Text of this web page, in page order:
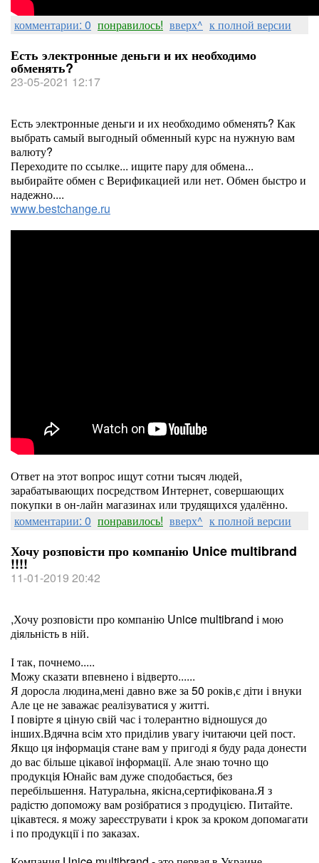
комментарии: 0 понравилось! вверх^ к полной версии
Есть электронные деньги и их необходимо
обменять?
23-05-2021 12:17
Есть электронные деньги и их необходимо обменять? Как
выбрать самый выгодный обменный курс на нужную вам
валюту?
Переходите по ссылке... ищите пару для обмена...
выбирайте обмен с Верификацией или нет. Обмен быстро и
надежно....
www.bestchange.ru
Ответ на этот вопрос ищут сотни тысяч людей,
зарабатывающих посредством Интернет, совершающих
покупки в он-лайн магазинах или трудящихся удалённо.
комментарии: 0 понравилось! вверх^ к полной версии
Хочу розповісти про компанію Unice multibrand
!!!!
11-01-2019 20:42
,Хочу розповісти про компанію Unice multibrand і мою
діяльність в ній.
І так, почнемо.....
Можу сказати впевнено і відверто......
Я доросла людина,мені давно вже за 50 років,є діти і внуки
Але це не заважає реалізуватися у житті.
І повірте я ціную свій час і толерантно відношуся до
інших.Вдячна всім хто приділив увагу ічитаючи цей пост.
Якщо ця інформація стане вам у пригоді я буду рада донести
до вас більше цікавої інформації. Але знаю точно що
продукція Юнайс вам дуже сподобається, без
перебільшення. Натуральна, якісна,сертифікована.Я з
радістю допоможу вам розібратися з продуцією. Питайте.
цікавтеся. я можу зареєструвати і крок за кроком допомагати
і по продукції і по заказах.